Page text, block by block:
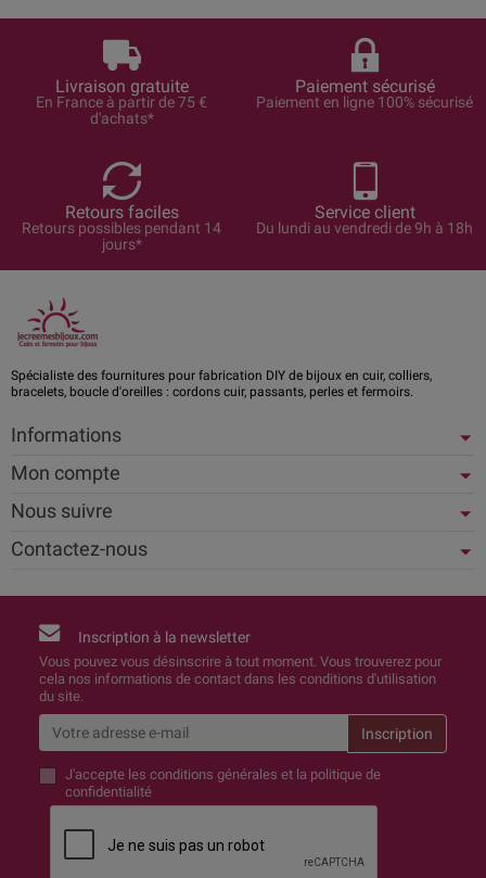
Livraison gratuite
En France à partir de 75 €
d'achats*
Paiement sécurisé
Paiement en ligne 100% sécurisé
Retours faciles
Retours possibles pendant 14
jours*
Service client
Du lundi au vendredi de 9h à 18h
Spécialiste des fournitures pour fabrication DIY de bijoux en cuir, colliers,
bracelets, boucle d'oreilles : cordons cuir, passants, perles et fermoirs.
Informations
Mon compte
Nous suivre
Contactez-nous
Inscription à la newsletter
Vous pouvez vous désinscrire à tout moment. Vous trouverez pour
cela nos informations de contact dans les conditions d'utilisation
du site.
J'accepte les conditions générales et la politique de
confidentialité